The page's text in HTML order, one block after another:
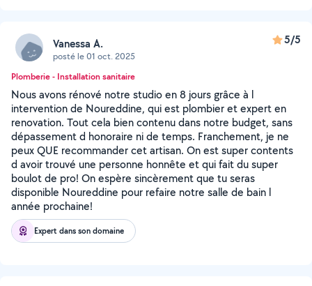
Vanessa A.
posté le 01 oct. 2025
5/5
Plomberie - Installation sanitaire
Nous avons rénové notre studio en 8 jours grâce à l
intervention de Noureddine, qui est plombier et expert en
renovation. Tout cela bien contenu dans notre budget, sans
dépassement d honoraire ni de temps. Franchement, je ne
peux QUE recommander cet artisan. On est super contents
d avoir trouvé une personne honnête et qui fait du super
boulot de pro! On espère sincèrement que tu seras
disponible Noureddine pour refaire notre salle de bain l
année prochaine!
Expert dans son domaine